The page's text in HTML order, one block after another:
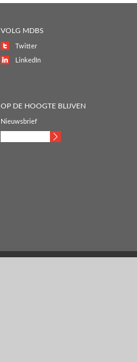
VOLG MDBS
Twitter
LinkedIn
OP DE HOOGTE BLIJVEN
Nieuwsbrief